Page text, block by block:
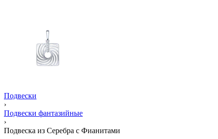
Подвески
›
Подвески фантазийные
›
Подвеска из Серебра с Фианитами